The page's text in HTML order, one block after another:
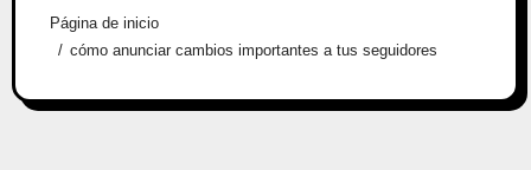
Página de inicio
cómo anunciar cambios importantes a tus seguidores